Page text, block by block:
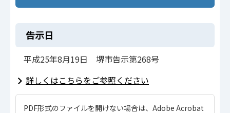
告示日
平成25年8月19日 堺市告示第268号
詳しくはこちらをご参照ください
PDF形式のファイルを開けない場合は、Adobe Acrobat